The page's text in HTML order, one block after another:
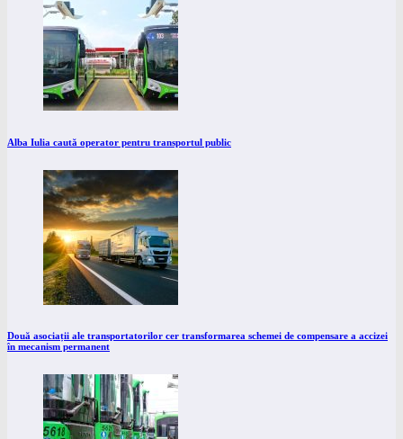
Alba Iulia caută operator pentru transportul public
Două asociații ale transportatorilor cer transformarea schemei de compensare a accizei
în mecanism permanent